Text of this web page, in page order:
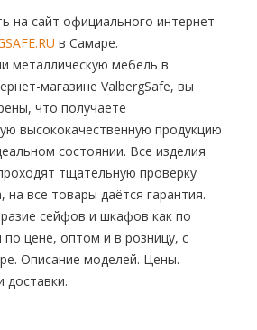
на сайт официального интернет-
в Самаре.
металлическую мебель в
магазине ValbergSafe, вы
что получаете
высококачественную продукцию
состоянии. Все изделия
тщательную проверку
на все товары даётся гарантия.
сейфов и шкафов как по
по цене, оптом и в розницу, с
Описание моделей. Цены.